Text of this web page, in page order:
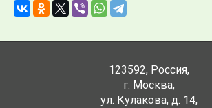
123592, Россия,
г. Москва,
ул. Кулакова, д. 14,